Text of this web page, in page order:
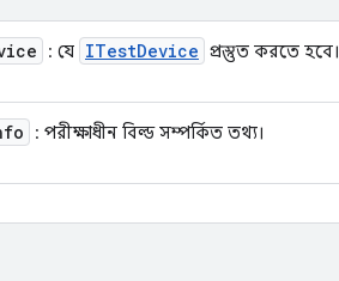
: যে ITestDevice প্রস্তুত করতে হবে।
: পরীক্ষাধীন বিল্ড সম্পর্কিত তথ্য।